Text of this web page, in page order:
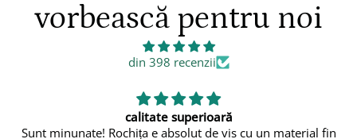
vorbească pentru noi
din 398 recenzii
de vis cu un material fin